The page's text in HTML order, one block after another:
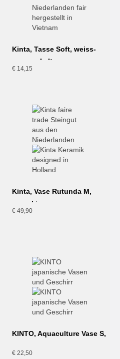
Kinta, Tasse Soft, weiss-
gesprenkelt
€ 14,15
Kinta, Vase Rutunda M,
pumpkin
€ 49,90
KINTO, Aquaculture Vase S,
€ 22,50